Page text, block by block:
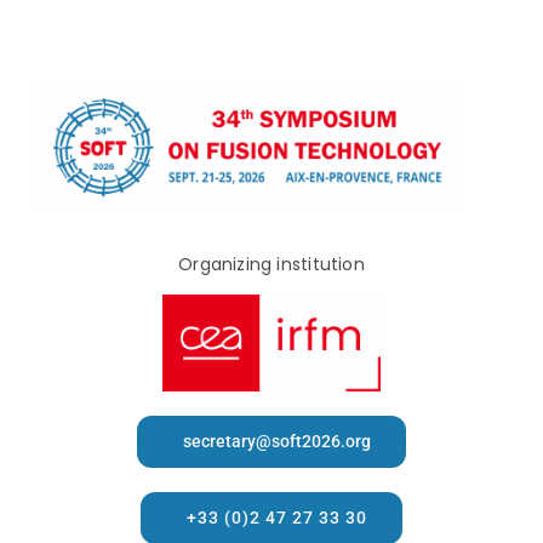
Organizing institution
secretary@soft2026.org
+33 (0)2 47 27 33 30